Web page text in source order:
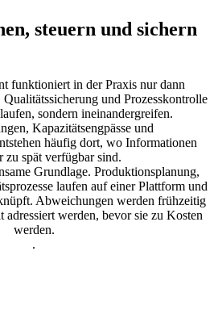
steuern und sichern
funktioniert in der Praxis nur dann
und Prozesskontrolle
sondern ineinandergreifen.
Kapazitätsengpässe und
häufig dort, wo Informationen
zu spät verfügbar sind.
Grundlage. Produktionsplanung,
laufen auf einer Plattform und
Abweichungen werden frühzeitig
adressiert werden, bevor sie zu Kosten
werden.
.